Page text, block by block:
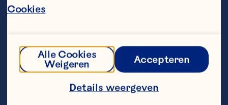
er wodka en Ocean Spray® Cranberry
Blueberry bij. Knijp een flinke limoenpart
er boven uit. Roer, neem een slok en
Cookies
Alle Cookies
Weigeren
Accepteren
Details weergeven